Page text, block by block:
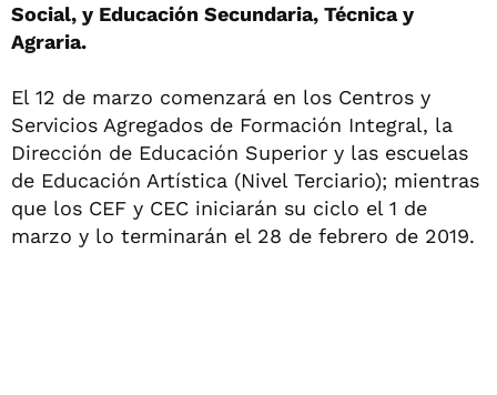
Social, y Educación Secundaria, Técnica y
Agraria.
El 12 de marzo comenzará en los Centros y
Servicios Agregados de Formación Integral, la
Dirección de Educación Superior y las escuelas
de Educación Artística (Nivel Terciario); mientras
que los CEF y CEC iniciarán su ciclo el 1 de
marzo y lo terminarán el 28 de febrero de 2019.